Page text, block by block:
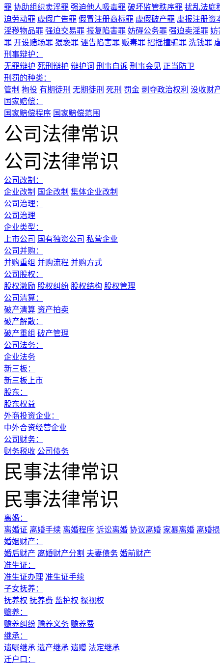
罪 协助组织卖淫罪 强迫他人吸毒罪 破坏监管秩序罪 扰乱法庭
迫劳动罪 虚假广告罪 假冒注册商标罪 虚假破产罪 虚报注册资
淫秽物品罪 强迫交易罪 报复陷害罪 妨碍公务罪 强迫卖淫罪 妨
罪 开设赌场罪 猥亵罪 诬告陷害罪 贩毒罪 招摇撞骗罪 洗钱罪
刑事辩护：
无罪辩护 死刑辩护 辩护词 刑事自诉 刑事会见 正当防卫
刑罚的种类：
管制 拘役 有期徒刑 无期徒刑 死刑 罚金 剥夺政治权利 没收财
国家赔偿：
国家赔偿程序 国家赔偿范围
公司法律常识
公司法律常识
公司改制：
企业改制
国企改制 集体企业改制
公司治理：
公司治理
企业类型：
上市公司 国有独资公司 私营企业
公司并购：
并购重组 并购流程 并购方式
公司股权：
股权激励 股权纠纷 股权结构 股权管理
公司清算：
破产清算 资产拍卖
破产解散：
破产重组 破产管理
公司法务：
企业法务
新三板：
新三板上市
股东：
股东权益
外商投资企业：
中外合资经营企业
公司财务：
财务税收 公司债务
民事法律常识
民事法律常识
离婚：
离婚证 离婚手续 离婚程序 诉讼离婚 协议离婚 家暴离婚 离婚
婚姻财产：
婚后财产 离婚财产分割 夫妻债务 婚前财产
准生证：
准生证办理 准生证手续
子女抚养：
抚养权 抚养费 监护权 探视权
赡养：
赡养纠纷 赡养义务 赡养费
继承：
遗嘱继承 遗产继承 遗赠 法定继承
迁户口：